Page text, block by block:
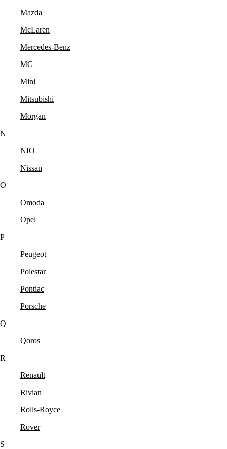
Mazda
McLaren
Mercedes-Benz
MG
Mini
Mitsubishi
Morgan
N
NIO
Nissan
O
Omoda
Opel
P
Peugeot
Polestar
Pontiac
Porsche
Q
Qoros
R
Renault
Rivian
Rolls-Royce
Rover
S